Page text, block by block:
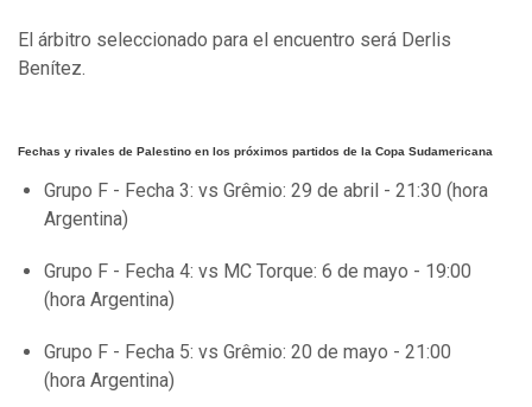
El árbitro seleccionado para el encuentro será Derlis
Benítez.
Fechas y rivales de Palestino en los próximos partidos de la Copa Sudamericana
Grupo F - Fecha 3: vs Grêmio: 29 de abril - 21:30 (hora
Argentina)
Grupo F - Fecha 4: vs MC Torque: 6 de mayo - 19:00
(hora Argentina)
Grupo F - Fecha 5: vs Grêmio: 20 de mayo - 21:00
(hora Argentina)